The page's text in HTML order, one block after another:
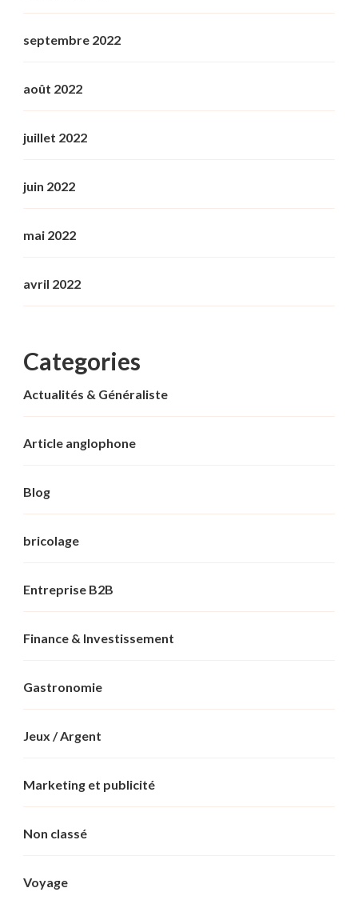
septembre 2022
août 2022
juillet 2022
juin 2022
mai 2022
avril 2022
Categories
Actualités & Généraliste
Article anglophone
Blog
bricolage
Entreprise B2B
Finance & Investissement
Gastronomie
Jeux / Argent
Marketing et publicité
Non classé
Voyage